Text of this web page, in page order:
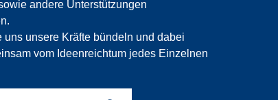
andere Unterstützungen
uns unsere Kräfte bündeln und dabei
vom Ideenreichtum jedes Einzelnen